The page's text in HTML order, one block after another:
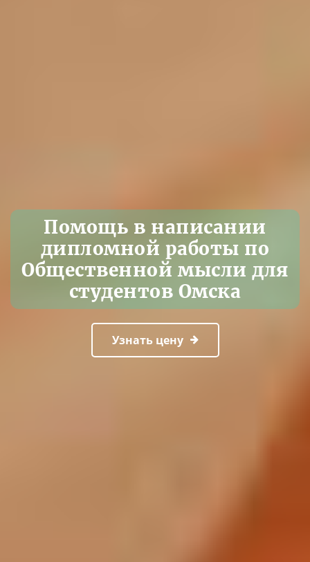
Помощь в написании
дипломной работы по
Общественной мысли для
студентов Омска
Узнать цену